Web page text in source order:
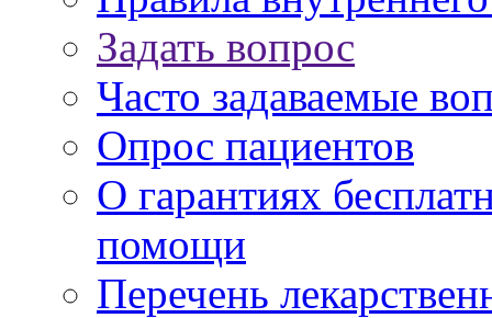
Задать вопрос
Часто задаваемые
Опрос пациентов
О гарантиях
помощи
Перечень